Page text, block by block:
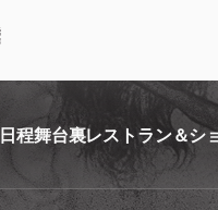
日程舞台裏レストラン＆シ